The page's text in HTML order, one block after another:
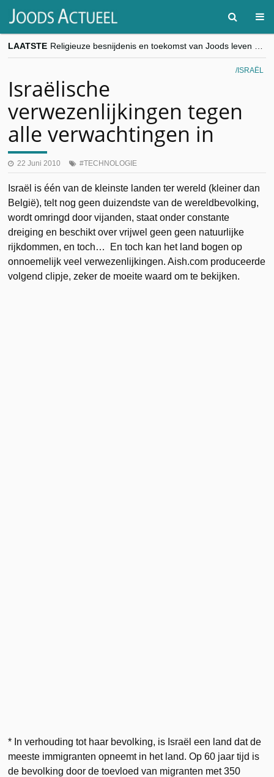
LAATSTE
“Besnijdenisdebat toont hoe moeilijk seculiere Westen minderheden begrijpt”, Jinnih Beels (Vooruit)
CITYTRIP | ROEMENIË – Boekarest: de verrassing van Oost-Europa
ISRAËL
Israëlische
verwezenlijkingen tegen
alle verwachtingen in
22 Juni 2010 TECHNOLOGIE
Israël is één van de kleinste landen ter wereld (kleiner dan
België), telt nog geen duizendste van de wereldbevolking,
wordt omringd door vijanden, staat onder constante
dreiging en beschikt over vrijwel geen geen natuurlijke
rijkdommen, en toch… En toch kan het land bogen op
onnoemelijk veel verwezenlijkingen. Aish.com produceerde
volgend clipje, zeker de moeite waard om te bekijken.
* In verhouding tot haar bevolking, is Israël een land dat de
meeste immigranten opneemt in het land. Op 60 jaar tijd is
de bevolking door de toevloed van migranten met 350